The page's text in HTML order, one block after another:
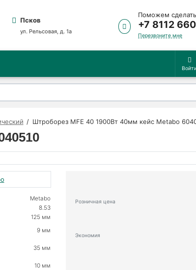
Псков
ул. Рельсовая, д. 1а
Поможем
+7 8112
Перезвоните мне
Штроборез MFE 40 1900Вт 40мм кейс Metabo
Metabo
8.53
125 мм
9 мм
35 мм
10 мм
Розничная цена
Экономия